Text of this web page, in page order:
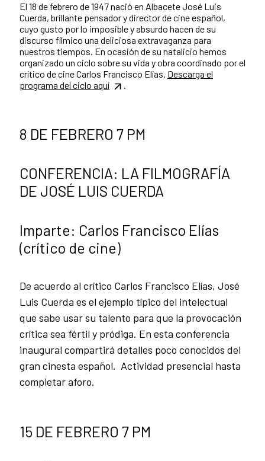
El 18 de febrero de 1947 nació en Albacete José Luis
Cuerda, brillante pensador y director de cine español,
cuyo gusto por lo imposible y absurdo hacen de su
discurso fílmico una deliciosa extravaganza para
nuestros tiempos. En ocasión de su natalicio hemos
organizado un ciclo sobre su vida y obra coordinado por el
crítico de cine Carlos Francisco Elías. Descarga el
programa del ciclo aquí
.
8 DE FEBRERO 7 PM
CONFERENCIA: LA FILMOGRAFÍA
DE JOSÉ LUIS CUERDA
Imparte: Carlos Francisco Elías
(crítico de cine)
De acuerdo al crítico Carlos Francisco Elías, José
Luis Cuerda es el ejemplo típico del intelectual
que sabe usar su talento para que la provocación
crítica sea fértil y pródiga. En esta conferencia
inaugural compartirá detalles poco conocidos del
gran cinesta español. Actividad presencial hasta
completar aforo.
15 DE FEBRERO 7 PM